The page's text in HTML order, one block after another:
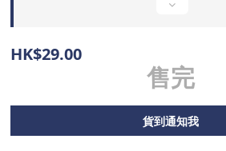
HK$29.00
售完
貨到通知我